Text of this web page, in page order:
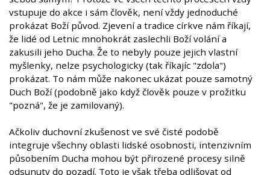
vstupuje do akce i sám člověk, není vždy jednoduché
prokázat Boží původ. Zjevení a tradice církve nám říkají,
že lidé od Letnic mnohokrát zaslechli Boží volání a
zakusili jeho Ducha. Že to nebyly pouze jejich vlastní
myšlenky, nelze psychologicky (tak říkajíc "zdola")
prokázat. To nám může nakonec ukázat pouze samotný
Duch Boží (podobně jako když člověk pouze v prožitku
"pozná", že je zamilovaný).
Ačkoliv duchovní zkušenost ve své čisté podobě
integruje všechny oblasti lidské osobnosti, intenzivním
působením Ducha mohou být přirozené procesy silně
odsunuty do pozadí. Toto je však třeba odlišovat od